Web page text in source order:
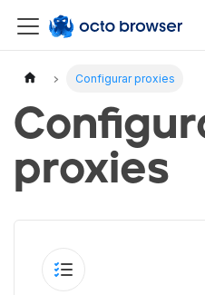
Fetch the complete
Use this file to discover all
Configurar proxies
proxies